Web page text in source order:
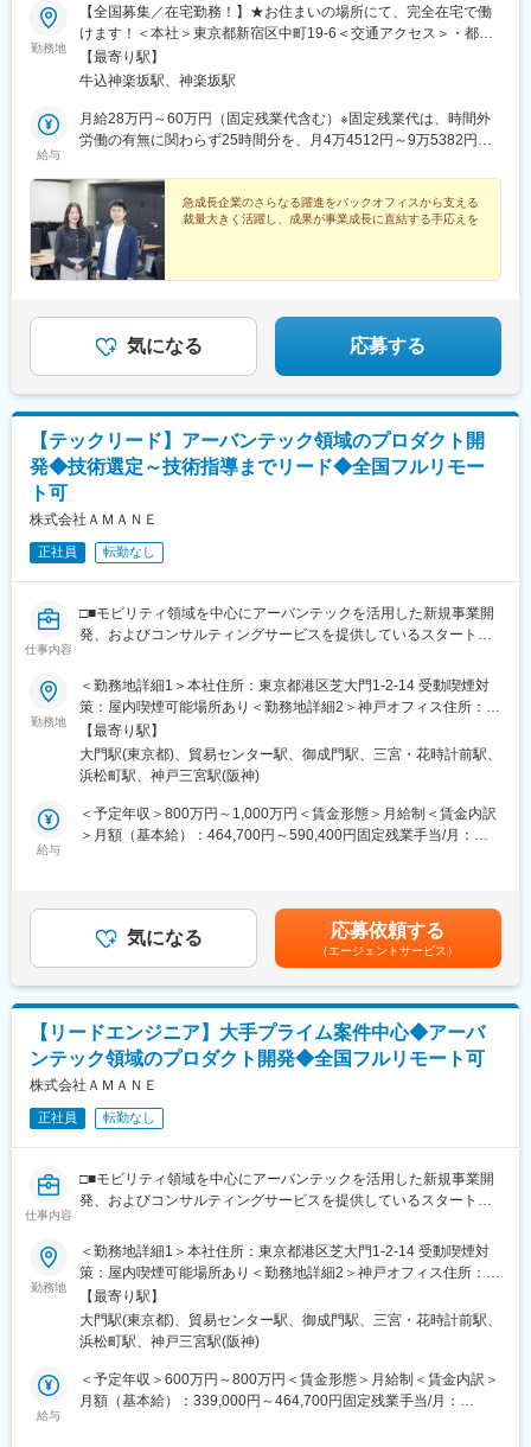
駅、逗子駅、三崎口駅、長野駅、松本駅、上田駅、佐久平駅、飯
田駅(長野県)、豊科駅、中野松川駅、飯山駅、須坂駅、広丘駅、甲
府駅、竜王駅、石和温泉駅、富士山駅、山梨市駅、都留市駅、韮
崎駅、大月駅、富山駅、越中中川駅、砺波駅、黒部駅、魚津駅、
駅、沼津駅、磐田駅、藤枝駅、岡崎駅、豊橋駅、名古屋駅、刈谷
市駅、名鉄一宮駅、三河安城駅、岐阜駅、各務ケ原駅、多治見
(東海道本線)、梅田駅(地下鉄)、茨木駅、京都駅、宇治駅(奈良
線)、亀岡駅、奈良駅、天理駅、和歌山駅、姫路駅、西宮駅(ＪＲ
線)、尼崎駅(東海道本線)、明石駅、神戸駅(兵庫県)、宝塚駅、伊丹
駅(阪急線)、芦屋駅(東海道本線)、大津駅、草津駅(滋賀県)、彦根
駅、八日市駅、倉敷市駅、岡山駅、津山駅、広島駅、福山駅、呉
駅、ＪＲ松山駅前駅、今治駅、宇和島駅、高松駅(香川県)、丸亀
駅、徳島駅、阿南駅、鳴門駅、久留米駅、小倉駅(福岡県)、大牟田
駅、筑紫駅、天神駅、大分駅、別府駅(大分県)、中津駅(大分県)、
宮崎駅、延岡駅、都城駅、鹿児島駅、熊本駅、佐賀駅、長崎駅(長
崎県)、佐世保駅、那覇空港駅(鉄道)、秋葉原駅、高田馬場駅、綾
瀬駅、豊田駅、溝の口駅、なんば駅(地下鉄)、心斎橋駅、天王寺
駅、金山駅(愛知県)、伏見駅(愛知県)、博多駅、中洲川端駅、山科
駅、久喜駅、本八幡駅(総武線)、大宮駅(埼玉県)、さっぽろ駅、函
鷹巣駅、工機前駅、佐貫駅、宇都宮駅東口駅、今市駅、中央前橋
駅、西桐生駅、川口駅、北朝霞駅、新代田駅、蓮沼駅、西葛西
駅、牛田駅(東京都)、板橋区役所前駅、京王八王子駅、北品川駅、
赤羽岩淵駅、新宿駅(東京メトロ)、東池袋駅、不動前駅、住吉駅
(東京都)、六本木一丁目駅、布田駅、稲荷町駅(東京都)、立川北
駅、三越前駅、二重橋前駅、桜街道駅、京成船橋駅、京成千葉
逗子・葉山駅、西松本駅、岩村田駅、南豊科駅、志貴野中学校前
駅、新魚津駅、北鉄金沢駅、福井駅、新浜松駅、新静岡駅、新豊
橋駅、近鉄名古屋駅、尾張一宮駅、名鉄岐阜駅、名電各務原駅、
新可児駅、ＪＲ河内永和駅、大阪梅田駅(阪急線)、九条駅(京都
府)、田中口駅、山陽姫路駅、西宮駅、山陽明石駅、ハーバーラン
駅、倉敷駅、岡山駅前駅、電鉄出雲市駅、高知駅前駅、宮田町
駅、高松築港駅、眉山ロープウェイ山麓駅、西鉄福岡駅、鹿児島
橋駅、大阪阿部野橋駅、東別院駅、丸の内駅(愛知県)、祇園駅(福
岡県)、櫛田神社前駅、京阪山科駅、本八幡駅(都営線)、北１２条
駅、松風町駅、広瀬通駅、東宿郷駅、下北沢駅、京成関屋駅、新
宿駅、都電雑司ケ谷駅、麻布十番駅、京成上野駅、立川南駅、茅
場町駅、京橋駅(東京都)、東海神駅、栄町駅(千葉県)、汐入駅、高
島町駅、電鉄富山駅、広小路駅(富山県)、七ツ屋駅、新福井駅、第
一通り駅、日吉町駅、駅前駅、名鉄名古屋駅、河内永和駅、大阪
梅田駅(阪神線)、東寺駅、阪神国道駅、西新町駅、高速神戸駅、芦
屋駅(阪神線)、西川緑道公園駅、猿猴橋町駅、高知橋駅、大手町駅
世保駅、末広町駅(東京都)、下落合駅、武蔵溝ノ口駅、なんば駅
勤務地
【全国募集／在宅勤務！】★お住まいの場所にて、完全在宅で働
けます！＜本社＞東京都新宿区中町19-6＜交通アクセス＞・都営
大江戸線「牛込神楽坂駅」より徒歩4分・東京メトロ東西線「神楽
坂駅」より徒歩8分・JR中央線／総武線「飯田橋駅」より徒歩約
【最寄り駅】
牛込神楽坂駅、神楽坂駅
給与
月給28万円～60万円（固定残業代含む）※固定残業代は、時間外
労働の有無に関わらず25時間分を、月4万4512円～9万5382円支
急成長企業のさらなる躍進をバックオフィスから支える
裁量大きく活躍し、成果が事業成長に直結する手応えを
気になる 応募する
【テックリード】アーバンテック領域のプロダクト開
発◆技術選定～技術指導までリード◆全国フルリモー
ト可
株式会社ＡＭＡＮＥ
正社員 転勤なし
仕事内容
□■モビリティ領域を中心にアーバンテックを活用した新規事業開
発、およびコンサルティングサービスを提供しているスタートア
◎大型・新規事業に携わることができる
◎クライアントと共にサービスモデルを検討し、システム開発に
取り組むテックリード
■業務概要：
当社のさらなる成長を、事業開発の面から推進していただきま
す。
■業務詳細：
モビリティ業界やインフラ企業など、主にエンタープライズ向け
プロジェクトにおいて、技術面からチームをリードしプロジェク
◇プロジェクト全体の技術選定や設計方針の策定
◇クライアントニーズやプロジェクト要件に応じた最適なソリュ
ーションの提案
◇開発プロセスの進捗管理、課題解決、品質管理
◇メンバーへの技術指導およびコードレビュー
■ポジションの特徴：
リードエンジニアとして、マネージャーやエンジニアとコミュニ
ケーションをとりながら、5名程度のチームでプロダクト開発をリ
ードいただくポジションです。
■クライアント：
交通事業者や自動車業界関連の企業を中心に、自治体やインフラ
企業等、幅広いクライアントとかかわります。
※基本的に大手のプライム案件です。
・モビリティハブの運営・回遊性向上など、モビリティにかかわ
る自社サービス開発
勤務地
＜勤務地詳細1＞本社住所：東京都港区芝大門1-2-14 受動喫煙対
策：屋内喫煙可能場所あり＜勤務地詳細2＞神戸オフィス住所：兵
庫県神戸市中央区磯辺通3-1-2 受動喫煙対策：屋内喫煙可能場所あ
り変更の範囲：会社の定める事業所（リモートワーク含む）
【最寄り駅】
大門駅(東京都)、貿易センター駅、御成門駅、三宮・花時計前駅、
浜松町駅、神戸三宮駅(阪神)
給与
＜予定年収＞800万円～1,000万円＜賃金形態＞月給制＜賃金内訳
＞月額（基本給）：464,700円～590,400円固定残業手当/月：
経験・スキル等を考慮した上で決定いたします。■昇給：年1回／
人事評価制度による■決算賞与：業績による■その他寸志などあり
賃金はあくまでも目安の金額であり、選考を通じて上下する可能
性があります。月給(月額)は固定手当を含めた表記です。
気になる 応募依頼する
（エージェントサービス）
【リードエンジニア】大手プライム案件中心◆アーバ
ンテック領域のプロダクト開発◆全国フルリモート可
株式会社ＡＭＡＮＥ
正社員 転勤なし
仕事内容
□■モビリティ領域を中心にアーバンテックを活用した新規事業開
発、およびコンサルティングサービスを提供しているスタートア
◎大型・新規事業に携わることができる
◎クライアント伴走支援に携わることができる
■業務概要：
当社のさらなる成長を、事業開発の面から推進していただきま
す。
アーバンテックを活用した幅広い新規事業の企画、開発、顧客候
勤務地
＜勤務地詳細1＞本社住所：東京都港区芝大門1-2-14 受動喫煙対
策：屋内喫煙可能場所あり＜勤務地詳細2＞神戸オフィス住所：兵
庫県神戸市中央区磯辺通3-1-2 受動喫煙対策：屋内喫煙可能場所あ
り変更の範囲：会社の定める事業所（リモートワーク含む）
【最寄り駅】
大門駅(東京都)、貿易センター駅、御成門駅、三宮・花時計前駅、
浜松町駅、神戸三宮駅(阪神)
給与
＜予定年収＞600万円～800万円＜賃金形態＞月給制＜賃金内訳＞
月額（基本給）：339,000円～464,700円固定残業手当/月：